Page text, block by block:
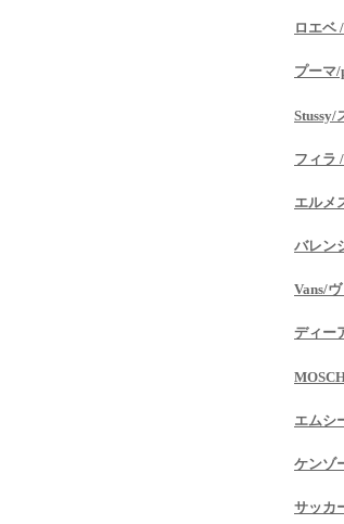
ロエベ
プーマ
Stussy/
フィラ
エルメ
バレン
Vans/
ディー
エムシ
ケンゾ
サッカ